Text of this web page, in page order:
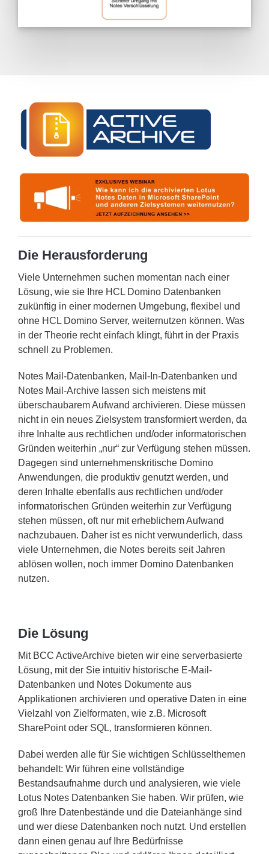
Die Herausforderung
Viele Unternehmen suchen momentan nach einer
Lösung, wie sie Ihre HCL Domino Datenbanken
zukünftig in einer modernen Umgebung, flexibel und
ohne HCL Domino Server, weiternutzen können. Was
in der Theorie recht einfach klingt, führt in der Praxis
schnell zu Problemen.
Notes Mail-Datenbanken, Mail-In-Datenbanken und
Notes Mail-Archive lassen sich meistens mit
überschaubarem Aufwand archivieren. Diese müssen
nicht in ein neues Zielsystem transformiert werden, da
ihre Inhalte aus rechtlichen und/oder informatorischen
Gründen weiterhin „nur“ zur Verfügung stehen müssen.
Dagegen sind unternehmenskritische Domino
Anwendungen, die produktiv genutzt werden, und
deren Inhalte ebenfalls aus rechtlichen und/oder
informatorischen Gründen weiterhin zur Verfügung
stehen müssen, oft nur mit erheblichem Aufwand
nachzubauen. Daher ist es nicht verwunderlich, dass
viele Unternehmen, die Notes bereits seit Jahren
ablösen wollen, noch immer Domino Datenbanken
nutzen.
Die Lösung
Mit BCC ActiveArchive bieten wir eine serverbasierte
Lösung, mit der Sie intuitiv historische E-Mail-
Datenbanken und Notes Dokumente aus
Applikationen archivieren und operative Daten in eine
Vielzahl von Zielformaten, wie z.B. Microsoft
SharePoint oder SQL, transformieren können.
Dabei werden alle für Sie wichtigen Schlüsselthemen
behandelt: Wir führen eine vollständige
Bestandsaufnahme durch und analysieren, wie viele
Lotus Notes Datenbanken Sie haben. Wir prüfen, wie
groß Ihre Datenbestände und die Dateianhänge sind
und wer diese Datenbanken noch nutzt. Und erstellen
dann einen genau auf Ihre Bedürfnisse